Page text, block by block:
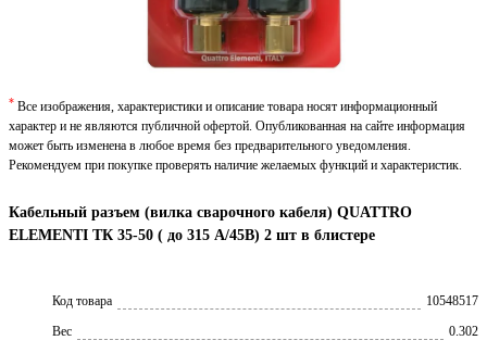
Кабельный разъем (вилка сварочного кабеля) QUATTRO
ELEMENTI ТК 35-50 ( до 315 А/45В) 2 шт в блистере
Код товара
10548517
Вес
0.302
* Все изображения, характеристики и описание товара носят информационный
характер и не являются публичной офертой. Опубликованная на сайте информация
может быть изменена в любое время без предварительного уведомления.
Рекомендуем при покупке проверять наличие желаемых функций и характеристик.